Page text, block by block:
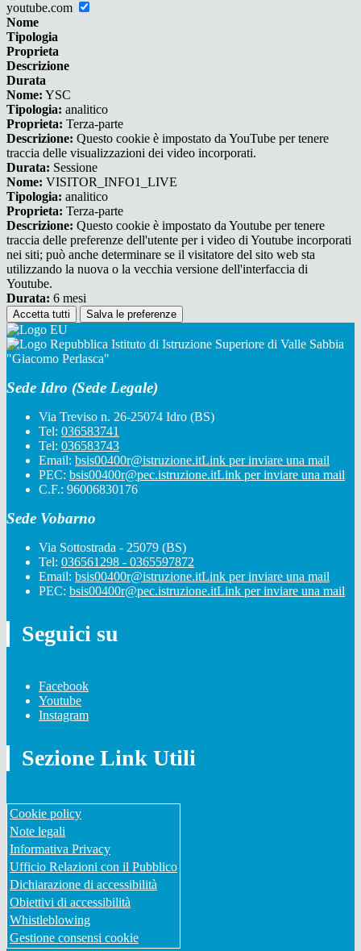
youtube.com
Nome
Tipologia
Proprieta
Descrizione
Durata
Nome: YSC
Tipologia: analitico
Proprieta: Terza-parte
Descrizione: Questo cookie è impostato da YouTube per tenere
traccia delle visualizzazioni dei video incorporati.
Durata: Sessione
Nome: VISITOR_INFO1_LIVE
Tipologia: analitico
Proprieta: Terza-parte
Descrizione: Questo cookie è impostato da Youtube per tenere
traccia delle preferenze dell'utente per i video di Youtube incorporati
nei siti; può anche determinare se il visitatore del sito web sta
utilizzando la nuova o la vecchia versione dell'interfaccia di
Youtube.
Durata: 6 mesi
Accetta tutti Salva le preferenze
Istituto di Istruzione Superiore di Valle Sabbia
"Giacomo Perlasca"
Sede Idro (Sede Legale)
Via Treviso n. 26-25074 Idro (BS)
Tel: 036583741
Tel: 036583743
Email: bsis00400r@istruzione.itLink per inviare una mail
PEC: bsis00400r@pec.istruzione.itLink per inviare una mail
C.F.: 96006830176
Sede Vobarno
Via Sottostrada - 25079 (BS)
Tel: 036561298 - 0365597872
Email: bsis00400r@istruzione.itLink per inviare una mail
PEC: bsis00400r@pec.istruzione.itLink per inviare una mail
Seguici su
Facebook
Youtube
Instagram
Sezione Link Utili
Cookie policy
Note legali
Informativa Privacy
Ufficio Relazioni con il Pubblico
Dichiarazione di accessibilità
Obiettivi di accessibilità
Whistleblowing
Gestione consensi cookie